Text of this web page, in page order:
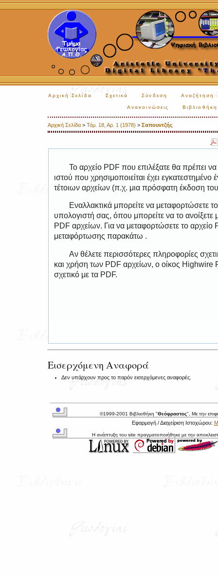
Αρχική Σελίδα Σχετικά Σύνδεση Αναζήτηση
Ανακοινώσεις Βιβλιοθήκη
Αρχική Σελίδα > Τόμ. 18, Αρ. 1 (1978) > Σαπουντζής
Το αρχείο PDF που επιλέξατε θα πρέπει
ιστού που χρησιμοποιείται έχει
τέτοιων αρχείων (π.χ. μια πρόσφατη έκδοση
Εναλλακτικά μπορείτε να μεταφορτώσετε
υπολογιστή σας, όπου μπορείτε να το
PDF αρχείων. Για να μεταφορτώσετε το
μεταφόρτωσης παρακάτω .
Αν θέλετε περισσότερες πληροφορίες
και χρήση των PDF αρχείων, ο οίκος Highwire
σχετικό με τα PDF.
Εισερχόμενη Αναφορά
Δεν υπάρχουν προς το παρόν εισερχόμενες αναφορές.
©1999-2001 Βιβλιοθήκη "Θεόφραστος", Με την
Εφαρμογή / Διαχείριση Ιστοχώρου:
Η ανάπτυξη του site πραγματοποιήθηκε με την